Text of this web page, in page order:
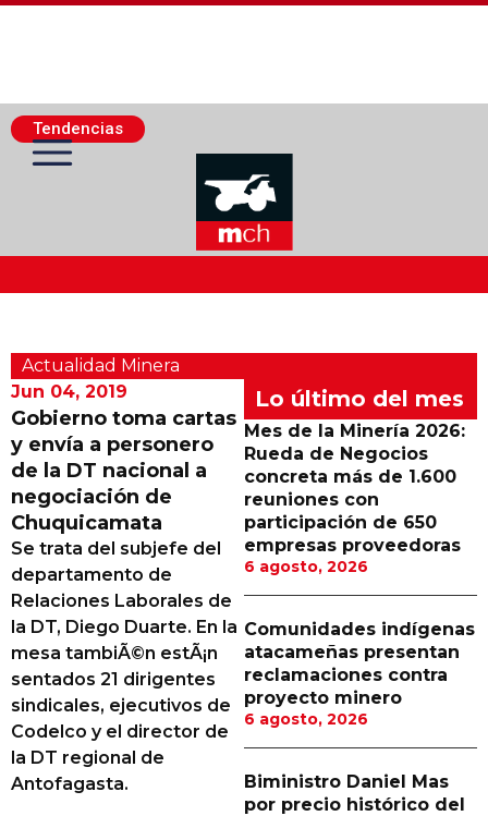
Tendencias
Actualidad Minera
Minería Superficie
Minerí­a Subterránea
Proveedores
Canal Digital
Columnas de Opinión
Designaciones
Calendario de Eventos
Revistas Digital
Siguenos
Actualidad Minera
Jun 04, 2019
Gobierno toma cartas
y envía a personero
de la DT nacional a
negociación de
Chuquicamata
Se trata del subjefe del
departamento de
Relaciones Laborales de
la DT, Diego Duarte. En la
mesa tambiÃ©n estÃ¡n
sentados 21 dirigentes
sindicales, ejecutivos de
Codelco y el director de
la DT regional de
Antofagasta.
Lo último del mes
Mes de la Minería 2026:
Rueda de Negocios
concreta más de 1.600
reuniones con
participación de 650
empresas proveedoras
6 agosto, 2026
Comunidades indígenas
atacameñas presentan
reclamaciones contra
proyecto minero
6 agosto, 2026
Biministro Daniel Mas
por precio histórico del